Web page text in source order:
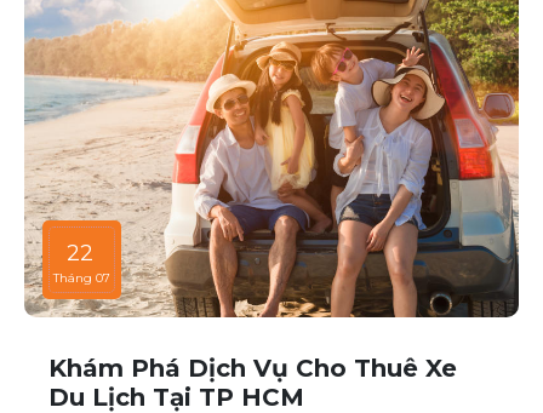
22
Tháng 07
Khám Phá Dịch Vụ Cho Thuê Xe
Du Lịch Tại TP HCM